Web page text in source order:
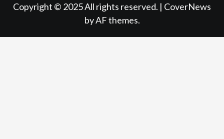
Copyright © 2025 All rights reserved. | CoverNews
by AF themes.